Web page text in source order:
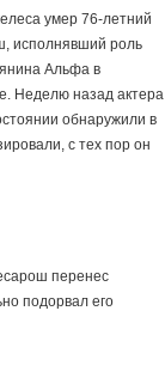
умер 76-летний
исполнявший роль
Альфа в
Неделю назад актера
обнаружили в
с тех пор он
перенес
подорвал его